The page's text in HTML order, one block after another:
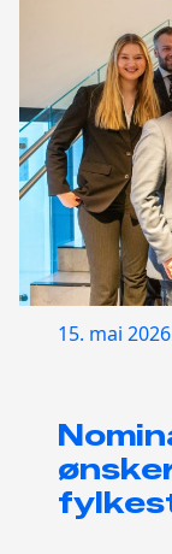
15. mai 2026